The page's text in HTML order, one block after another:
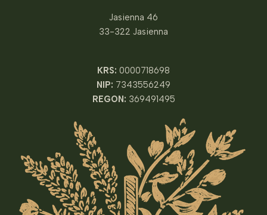
Jasienna 46
33-322 Jasienna
KRS: 0000718698
NIP: 7343556249
REGON: 369491495